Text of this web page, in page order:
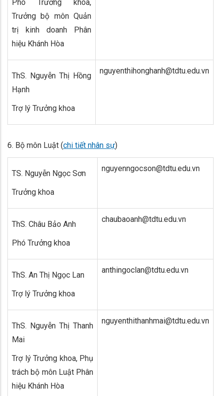
Phó Trưởng khoa,
Trưởng bộ môn Quản
trị kinh doanh Phân
hiệu Khánh Hòa
ThS. Nguyễn Thị Hồng
Hạnh
Trợ lý Trưởng khoa
nguyenthihonghanh@tdtu.edu.vn
6. Bộ môn Luật (chi tiết nhân sự)
TS. Nguyễn Ngọc Sơn
Trưởng khoa
nguyenngocson@tdtu.edu.vn
ThS. Châu Bảo Anh
Phó Trưởng khoa
chaubaoanh@tdtu.edu.vn
ThS. An Thị Ngọc Lan
Trợ lý Trưởng khoa
anthingoclan@tdtu.edu.vn
ThS. Nguyễn Thị Thanh
Mai
Trợ lý Trưởng khoa, Phụ
trách bộ môn Luật Phân
hiệu Khánh Hòa
nguyenthithanhmai@tdtu.edu.vn